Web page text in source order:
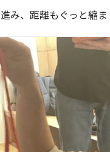
み、距離もぐっと縮ま